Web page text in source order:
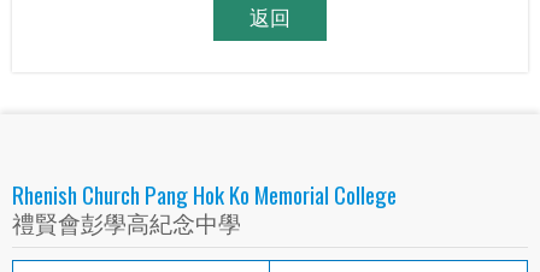
返回
Rhenish Church Pang Hok Ko Memorial College
禮賢會彭學高紀念中學